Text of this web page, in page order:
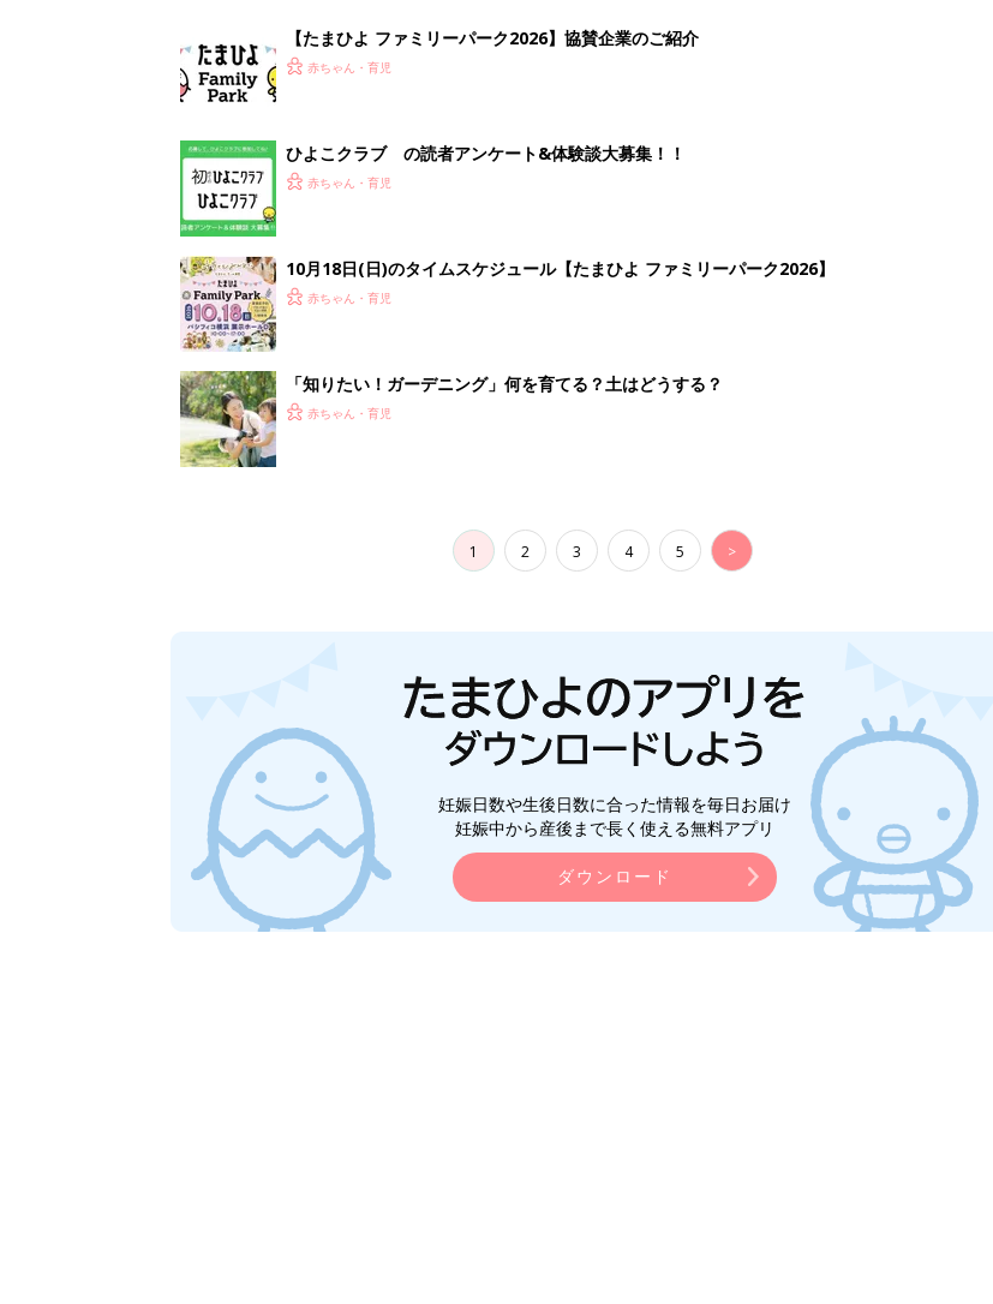
【たまひよ ファミリーパーク2026】協賛企業のご紹介
赤ちゃん・育児
ひよこクラブ の読者アンケート&体験談大募集！！
赤ちゃん・育児
10月18日(日)のタイムスケジュール【たまひよ ファミリーパーク2026】
赤ちゃん・育児
「知りたい！ガーデニング」何を育てる？土はどうする？
赤ちゃん・育児
1 2 3 4 5 >
妊娠日数や生後日数に合った情報を毎日お届け
妊娠中から産後まで長く使える無料アプリ
ダウンロード